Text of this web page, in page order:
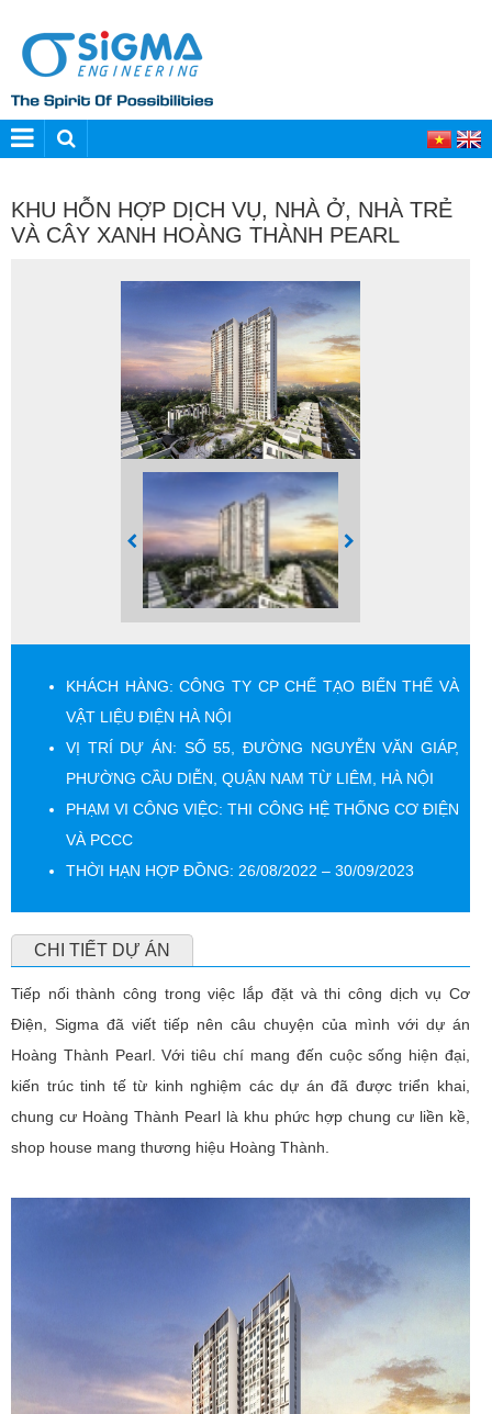
KHU HỖN HỢP DỊCH VỤ, NHÀ Ở, NHÀ TRẺ
VÀ CÂY XANH HOÀNG THÀNH PEARL
KHÁCH HÀNG: CÔNG TY CP CHẾ TẠO BIẾN THẾ VÀ
VẬT LIỆU ĐIỆN HÀ NỘI
VỊ TRÍ DỰ ÁN: SỐ 55, ĐƯỜNG NGUYỄN VĂN GIÁP,
PHƯỜNG CẦU DIỄN, QUẬN NAM TỪ LIÊM, HÀ NỘI
PHẠM VI CÔNG VIỆC: THI CÔNG HỆ THỐNG CƠ ĐIỆN
VÀ PCCC
THỜI HẠN HỢP ĐỒNG: 26/08/2022 – 30/09/2023
CHI TIẾT DỰ ÁN
Tiếp nối thành công trong việc lắp đặt và thi công dịch vụ Cơ
Điện, Sigma đã viết tiếp nên câu chuyện của mình với dự án
Hoàng Thành Pearl. Với tiêu chí mang đến cuộc sống hiện đại,
kiến trúc tinh tế từ kinh nghiệm các dự án đã được triển khai,
chung cư Hoàng Thành Pearl là khu phức hợp chung cư liền kề,
shop house mang thương hiệu Hoàng Thành.